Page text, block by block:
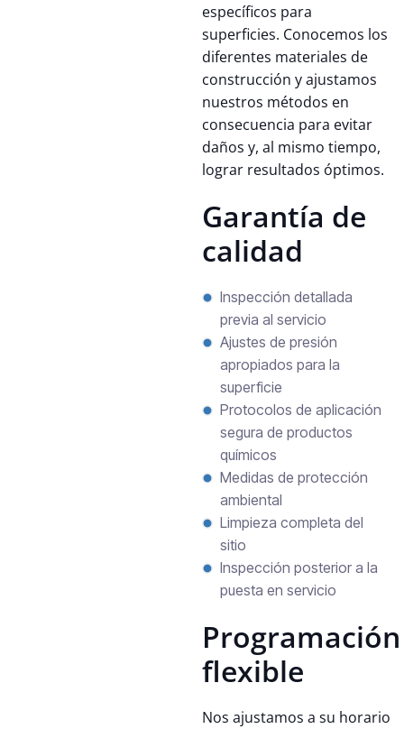
específicos para
superficies. Conocemos los
diferentes materiales de
construcción y ajustamos
nuestros métodos en
consecuencia para evitar
daños y, al mismo tiempo,
lograr resultados óptimos.
Garantía de
calidad
Inspección detallada
previa al servicio
Ajustes de presión
apropiados para la
superficie
Protocolos de aplicación
segura de productos
químicos
Medidas de protección
ambiental
Limpieza completa del
sitio
Inspección posterior a la
puesta en servicio
Programación
flexible
Nos ajustamos a su horario